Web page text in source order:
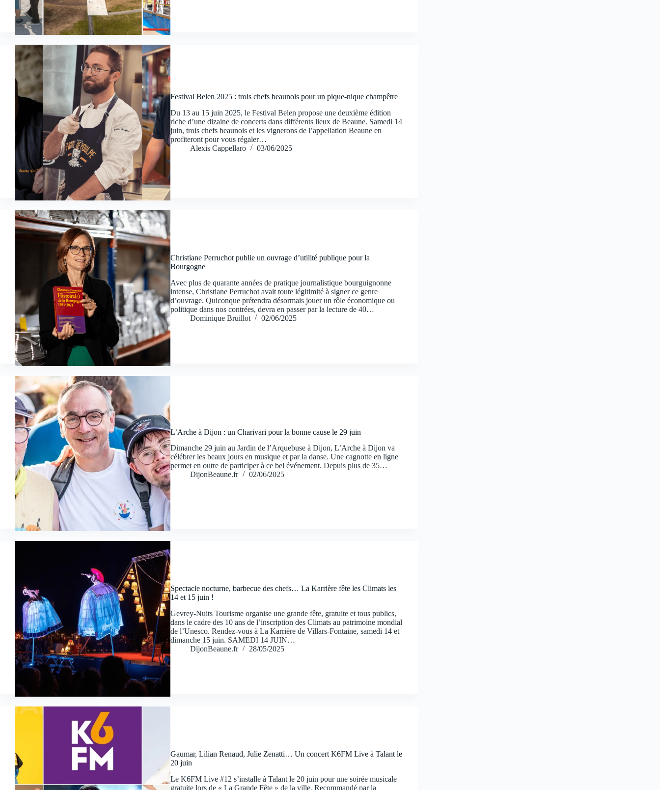
Festival Belen 2025 : trois chefs beaunois pour un pique-nique champêtre
Du 13 au 15 juin 2025, le Festival Belen propose une deuxième édition
riche d’une dizaine de concerts dans différents lieux de Beaune. Samedi 14
juin, trois chefs beaunois et les vignerons de l’appellation Beaune en
profiteront pour vous régaler…
Alexis Cappellaro
03/06/2025
Christiane Perruchot publie un ouvrage d’utilité publique pour la
Bourgogne
Avec plus de quarante années de pratique journalistique bourguignonne
intense, Christiane Perruchot avait toute légitimité à signer ce genre
d’ouvrage. Quiconque prétendra désormais jouer un rôle économique ou
politique dans nos contrées, devra en passer par la lecture de 40…
Dominique Bruillot
02/06/2025
L’Arche à Dijon : un Charivari pour la bonne cause le 29 juin
Dimanche 29 juin au Jardin de l’Arquebuse à Dijon, L’Arche à Dijon va
célébrer les beaux jours en musique et par la danse. Une cagnotte en ligne
permet en outre de participer à ce bel événement. Depuis plus de 35…
DijonBeaune.fr
02/06/2025
Spectacle nocturne, barbecue des chefs… La Karrière fête les Climats les
14 et 15 juin !
Gevrey-Nuits Tourisme organise une grande fête, gratuite et tous publics,
dans le cadre des 10 ans de l’inscription des Climats au patrimoine mondial
de l’Unesco. Rendez-vous à La Karrière de Villars-Fontaine, samedi 14 et
dimanche 15 juin. SAMEDI 14 JUIN…
DijonBeaune.fr
28/05/2025
Gaumar, Lilian Renaud, Julie Zenatti… Un concert K6FM Live à Talant le
20 juin
Le K6FM Live #12 s’installe à Talant le 20 juin pour une soirée musicale
gratuite lors de « La Grande Fête » de la ville. Recommandé par la